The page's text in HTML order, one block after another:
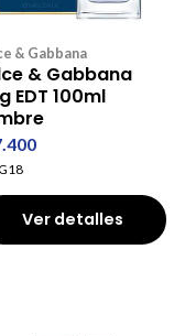
& Gabbana
& Gabbana
EDT 100ml
Ver detalles